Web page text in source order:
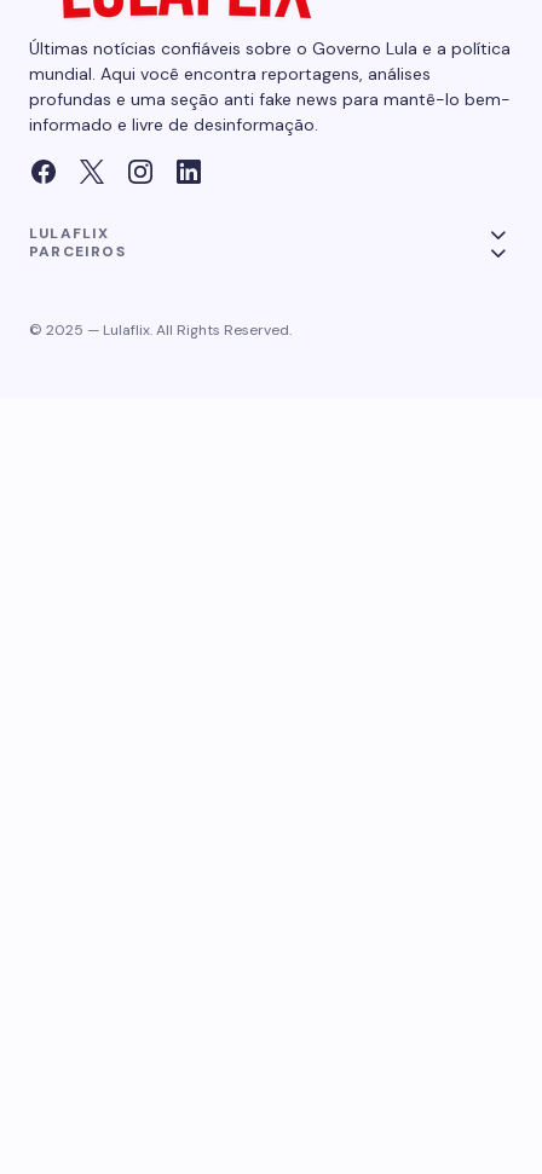
Últimas notícias confiáveis sobre o Governo Lula e a política
mundial. Aqui você encontra reportagens, análises
profundas e uma seção anti fake news para mantê-lo bem-
informado e livre de desinformação.
LULAFLIX
PARCEIROS
© 2025 — Lulaflix. All Rights Reserved.